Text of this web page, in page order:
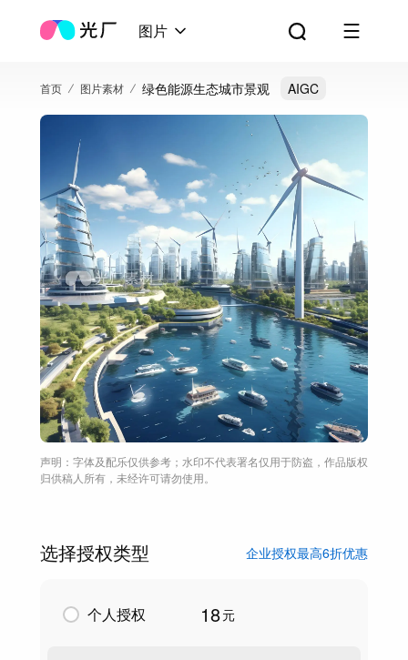
图片
首页 图片素材 绿色能源生态城市景观 AIGC
声明：字体及配乐仅供参考；水印不代表署名仅用于防盗，作品版权
归供稿人所有，未经许可请勿使用。
选择授权类型 企业授权最高6折优惠
个人授权 18元